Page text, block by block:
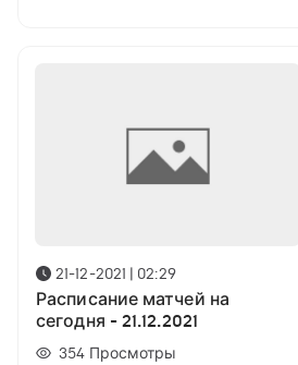
21-12-2021 | 02:29
Расписание матчей на
сегодня - 21.12.2021
354 Просмотры